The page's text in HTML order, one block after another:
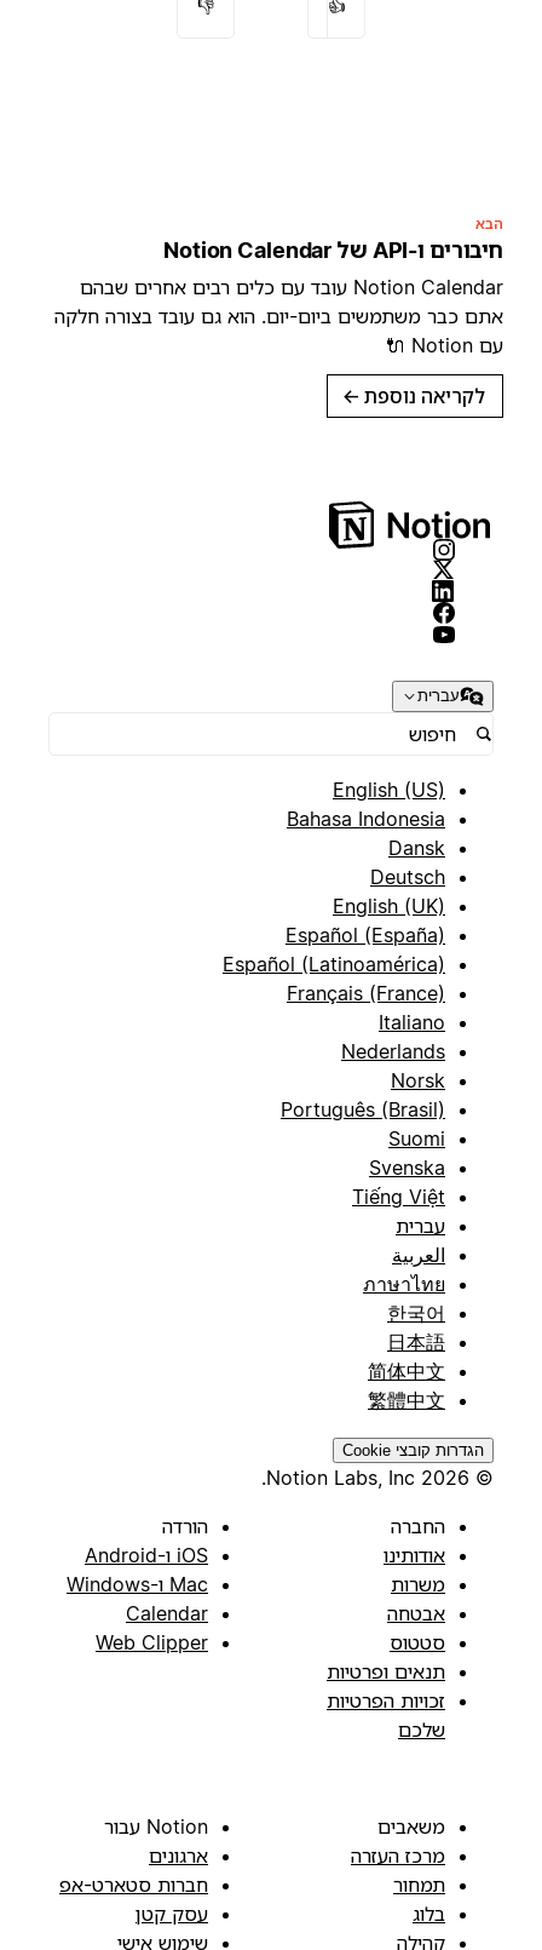
👍
👎
הבא
חיבורים ו-API של Notion Calendar
Notion Calendar עובד עם כלים רבים אחרים שבהם
אתם כבר משתמשים ביום-יום. הוא גם עובד בצורה חלקה
עם Notion 🔌
לקריאה נוספת →
עברית
English (US)
Bahasa Indonesia
Dansk
Deutsch
English (UK)
Español (España)
Español (Latinoamérica)
Français (France)
Italiano
Nederlands
Norsk
Português (Brasil)
Suomi
Svenska
Tiếng Việt
עברית
العربية
ภาษาไทย
한국어
日本語
简体中文
繁體中文
הגדרות קובצי Cookie
© 2026 Notion Labs, Inc.
החברה
אודותינו
משרות
אבטחה
סטטוס
תנאים ופרטיות
זכויות הפרטיות
שלכם
הורדה
iOS ו-Android
Mac ו-Windows
Calendar
Web Clipper
משאבים
מרכז העזרה
תמחור
בלוג
קהילה
Notion עבור
ארגונים
חברות סטארט-אפ
עסק קטן
שימוש אישי